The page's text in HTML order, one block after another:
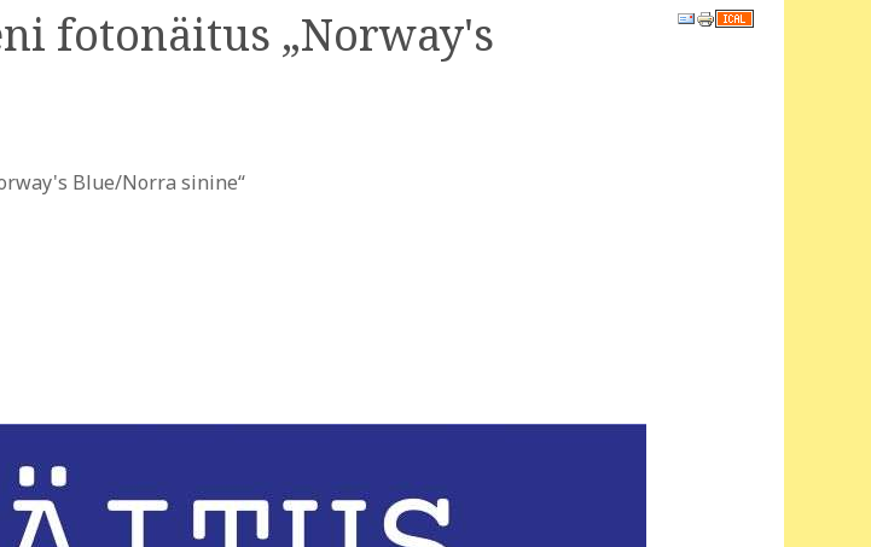
fotonäitus „Norway's
Blue/Norra sinine“